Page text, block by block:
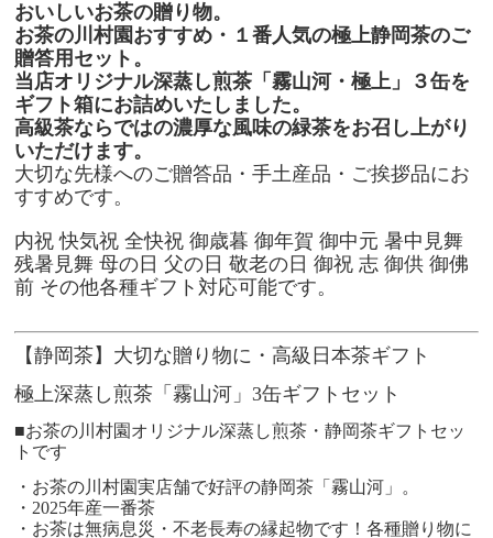
おいしいお茶の贈り物。
お茶の川村園おすすめ・１番人気の極上静岡茶のご
贈答用セット。
当店オリジナル深蒸し煎茶「霧山河・極上」３缶を
ギフト箱にお詰めいたしました。
高級茶ならではの濃厚な風味の緑茶をお召し上がり
いただけます。
大切な先様へのご贈答品・手土産品・ご挨拶品にお
すすめです。
内祝 快気祝 全快祝 御歳暮 御年賀 御中元 暑中見舞
残暑見舞 母の日 父の日 敬老の日 御祝 志 御供 御佛
前 その他各種ギフト対応可能です。
【静岡茶】大切な贈り物に・高級日本茶ギフト
極上深蒸し煎茶「霧山河」3缶ギフトセット
■お茶の川村園オリジナル深蒸し煎茶・静岡茶ギフトセッ
トです
・お茶の川村園実店舗で好評の静岡茶「霧山河」。
・2025年産一番茶
・お茶は無病息災・不老長寿の縁起物です！各種贈り物に